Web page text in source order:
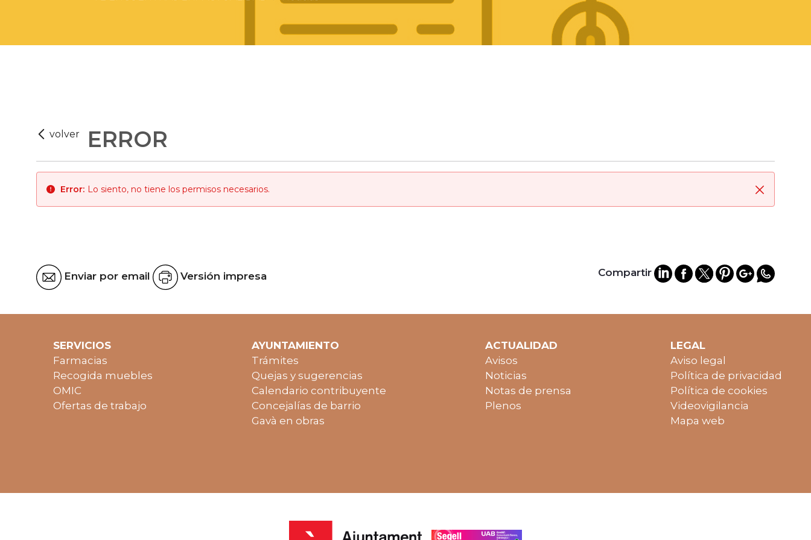
ERROR
Cerrar
Error: Lo siento, no tiene los permisos necesarios.
Enviar por email Versión impresa Compartir
SERVICIOS
Farmacias
Recogida muebles
OMIC
Ofertas de trabajo
AYUNTAMIENTO
Trámites
Quejas y sugerencias
Calendario contribuyente
Concejalías de barrio
Gavà en obras
ACTUALIDAD
Avisos
Noticias
Notas de prensa
Plenos
LEGAL
Aviso legal
Política de privacidad
Política de cookies
Videovigilancia
Mapa web